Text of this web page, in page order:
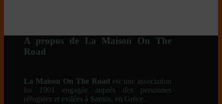
A propos de La Maison On The
Road
La Maison On The Road est une association
loi 1901 engagée auprès des personnes
réfugiées et exilées à Samos, en Grèce.